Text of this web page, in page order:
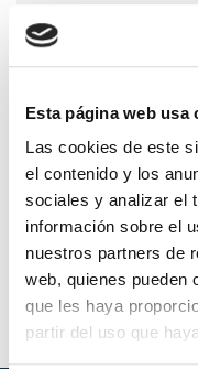
Esta página web usa
Las cookies de este
el contenido y los
sociales y analizar el
información sobre el
nuestros partners de
web, quienes pueden
que les haya
partir del uso que
H07Z1-U
H07Z1-R
H07Z1-K
ES05Z1-K
ES05Z1-U